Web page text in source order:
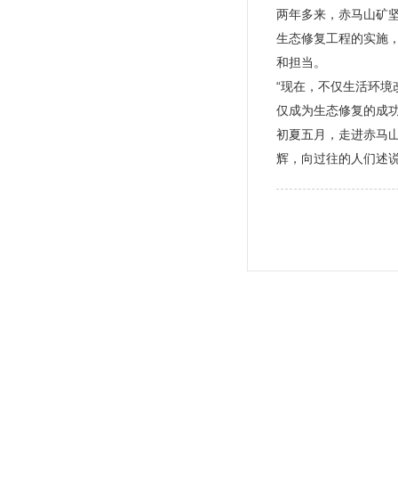
两年多来，赤马山矿
生态修复工程的实施
和担当。
“现在，不仅生活环
仅成为生态修复的成
初夏五月，走进赤马
辉，向过往的人们述